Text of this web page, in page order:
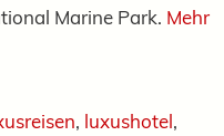
Marine Park. Mehr
, luxushotel,